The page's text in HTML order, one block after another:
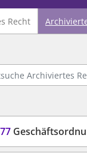
Recht
Archiviertes Recht